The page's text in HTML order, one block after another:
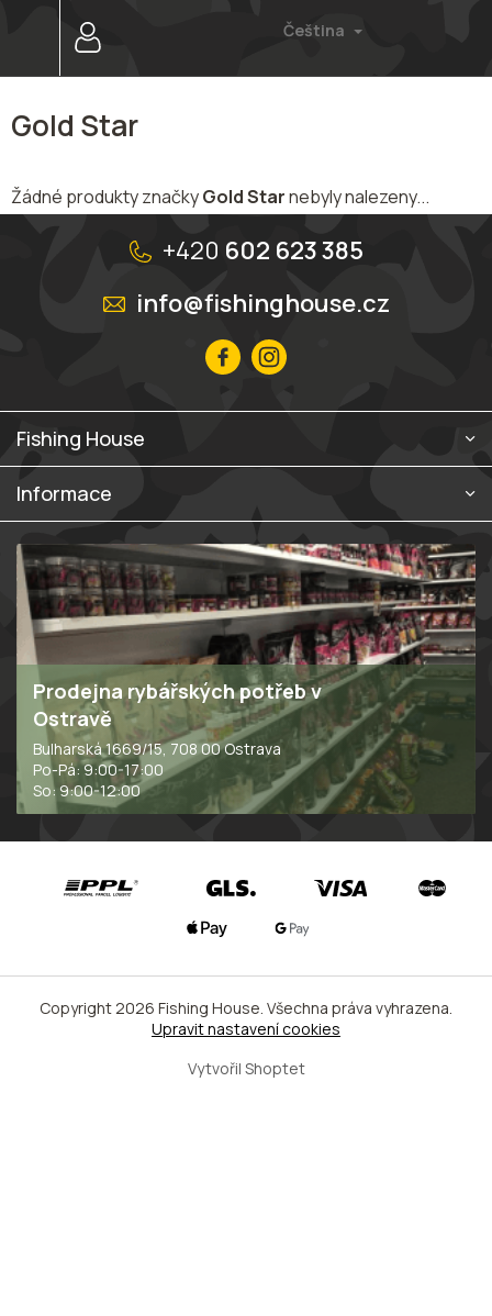
Čeština
Gold Star
Žádné produkty značkyGold Starnebyly nalezeny...
+420 602 623 385
info@fishinghouse.cz
Fishing House
Informace
Prodejna rybářských potřeb v
Ostravě
Bulharská 1669/15, 708 00 Ostrava
Po-Pá: 9:00-17:00
So: 9:00-12:00
Vytvořil Shoptet
Copyright 2026 Fishing House. Všechna práva vyhrazena.
Upravit nastavení cookies